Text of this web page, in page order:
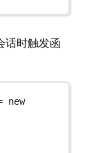
话时触发函
new